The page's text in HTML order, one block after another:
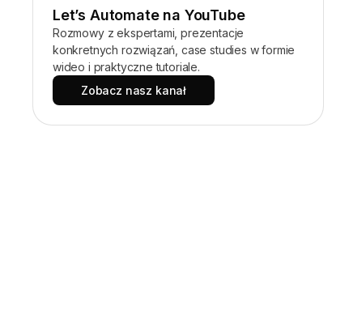
Let’s Automate na YouTube
Rozmowy z ekspertami, prezentacje
konkretnych rozwiązań, case studies w formie
wideo i praktyczne tutoriale.
Zobacz nasz kanał